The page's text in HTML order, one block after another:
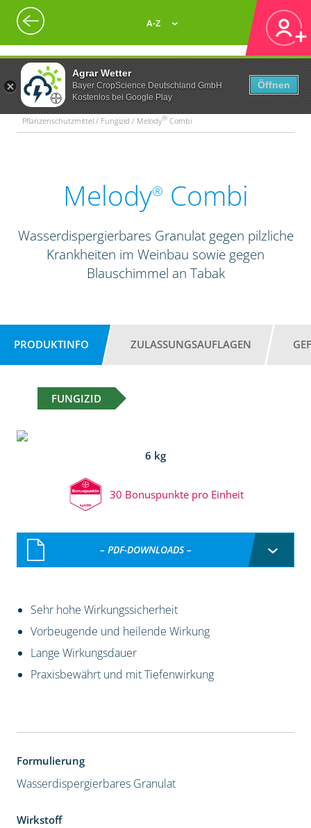
Agrar Wetter
Bayer CropScience Deutschland GmbH
Kostenlos bei Google Play
Öffnen
A-Z
Pflanzenschutzmittel / Fungizid / Melody® Combi
Melody® Combi
Wasserdispergierbares Granulat gegen pilzliche
Krankheiten im Weinbau sowie gegen
Blauschimmel an Tabak
PRODUKTINFO ZULASSUNGSAUFLAGEN
FUNGIZID
6 kg
30 Bonuspunkte pro Einheit
– PDF-DOWNLOADS –
Sehr hohe Wirkungssicherheit
Vorbeugende und heilende Wirkung
Lange Wirkungsdauer
Praxisbewährt und mit Tiefenwirkung
Formulierung
Wasserdispergierbares Granulat
Wirkstoff